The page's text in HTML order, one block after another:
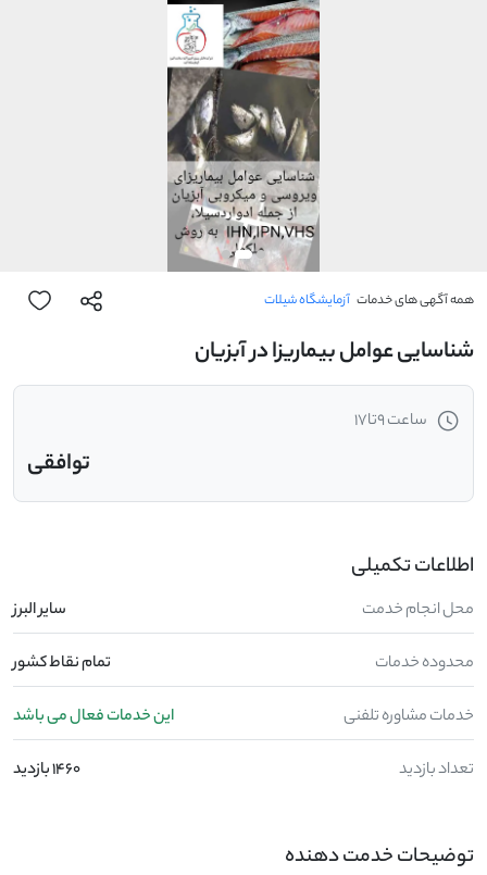
همه آگهی های خدمات آزمایشگاه شیلات
شناسایی عوامل بیماریزا در آبزیان
ساعت 9تا17
توافقی
اطلاعات تکمیلی
محل انجام خدمت ساير البرز
محدوده خدمات تمام نقاط کشور
خدمات مشاوره تلفنی این خدمات فعال می باشد
تعداد بازدید 1460 بازدید
توضیحات خدمت دهنده